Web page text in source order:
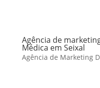
Agência de
Médica em Seixal
Agência de Marketing